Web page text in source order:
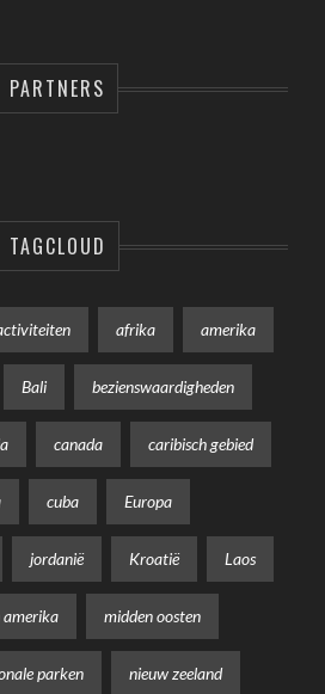
PARTNERS
TAGCLOUD
afrika amerika
Bali bezienswaardigheden
canada caribisch gebied
cuba Europa
jordanië Kroatië Laos
amerika midden oosten
parken nieuw zeeland